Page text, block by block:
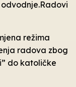
režima
radova zbog
do katoličke